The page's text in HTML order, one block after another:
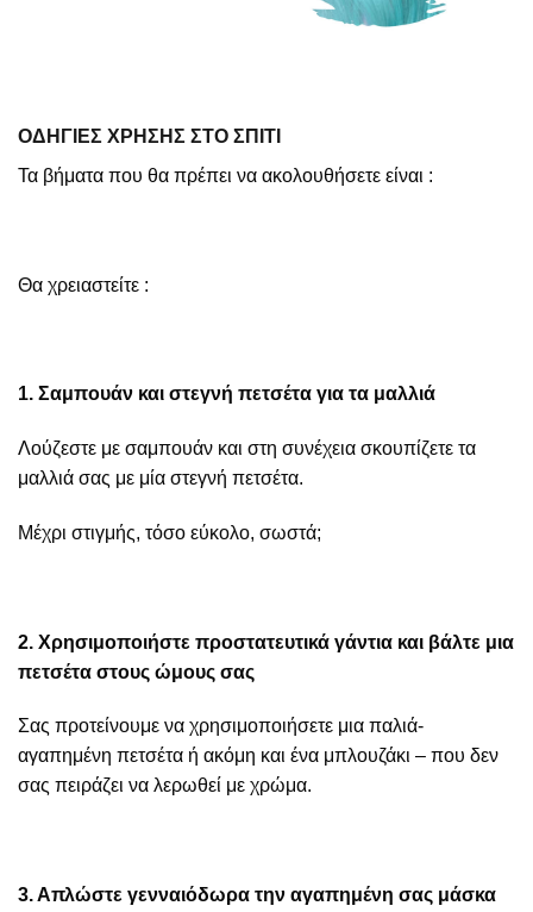
ΟΔΗΓΙΕΣ ΧΡΗΣΗΣ ΣΤΟ ΣΠΙΤΙ
Τα βήματα που θα πρέπει να ακολουθήσετε είναι :
Θα χρειαστείτε :
1. Σαμπουάν και στεγνή πετσέτα για τα μαλλιά
Λούζεστε με σαμπουάν και στη συνέχεια σκουπίζετε τα
μαλλιά σας με μία στεγνή πετσέτα.
Μέχρι στιγμής, τόσο εύκολο, σωστά;
2. Χρησιμοποιήστε προστατευτικά γάντια και βάλτε μια
πετσέτα στους ώμους σας
Σας προτείνουμε να χρησιμοποιήσετε μια παλιά-
αγαπημένη πετσέτα ή ακόμη και ένα μπλουζάκι – που δεν
σας πειράζει να λερωθεί με χρώμα.
3. Απλώστε γενναιόδωρα την αγαπημένη σας μάσκα